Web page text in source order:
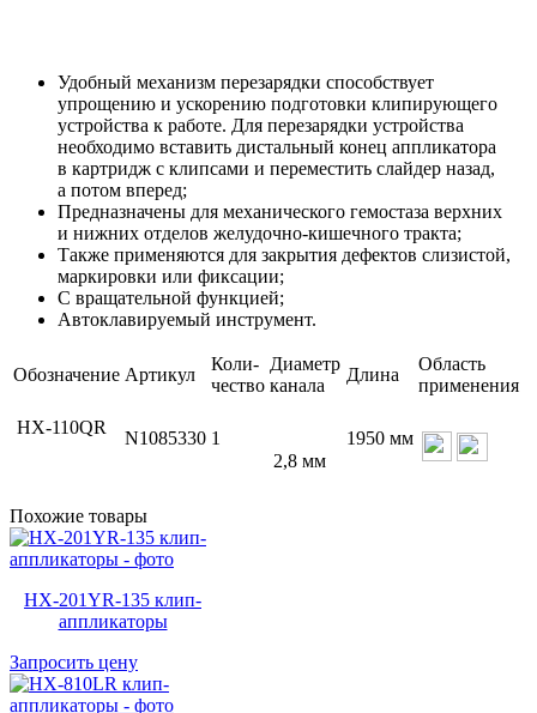
Удобный механизм перезарядки способствует
упрощению и ускорению подготовки клипирующего
устройства к работе. Для перезарядки устройства
необходимо вставить дистальный конец аппликатора
в картридж с клипсами и переместить слайдер назад,
а потом вперед;
Предназначены для механического гемостаза верхних
и нижних отделов желудочно-кишечного тракта;
Также применяются для закрытия дефектов слизистой,
маркировки или фиксации;
С вращательной функцией;
Автоклавируемый инструмент.
Обозначение Артикул
Коли-
чество
Диаметр
канала
Длина
Область
применения
HX-110QR
N1085330 1
2,8 мм
1950 мм
Похожие товары
HX-201YR-135 клип-
аппликаторы
Запросить цену